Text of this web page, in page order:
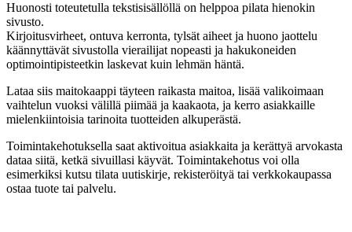
Huonosti toteutetulla tekstisisällöllä on helppoa pilata hienokin
sivusto.
Kirjoitusvirheet, ontuva kerronta, tylsät aiheet ja huono jaottelu
käännyttävät sivustolla vierailijat nopeasti ja hakukoneiden
optimointipisteetkin laskevat kuin lehmän häntä.
Lataa siis maitokaappi täyteen raikasta maitoa, lisää valikoimaan
vaihtelun vuoksi välillä piimää ja kaakaota, ja kerro asiakkaille
mielenkiintoisia tarinoita tuotteiden alkuperästä.
Toimintakehotuksella saat aktivoitua asiakkaita ja kerättyä arvokasta
dataa siitä, ketkä sivuillasi käyvät. Toimintakehotus voi olla
esimerkiksi kutsu tilata uutiskirje, rekisteröityä tai verkkokaupassa
ostaa tuote tai palvelu.